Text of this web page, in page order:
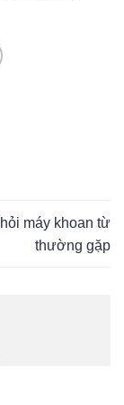
máy khoan từ
thường gặp